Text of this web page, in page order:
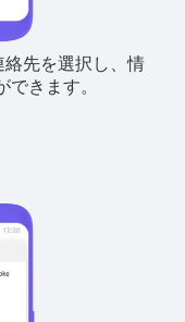
先を選択し、情
きます。